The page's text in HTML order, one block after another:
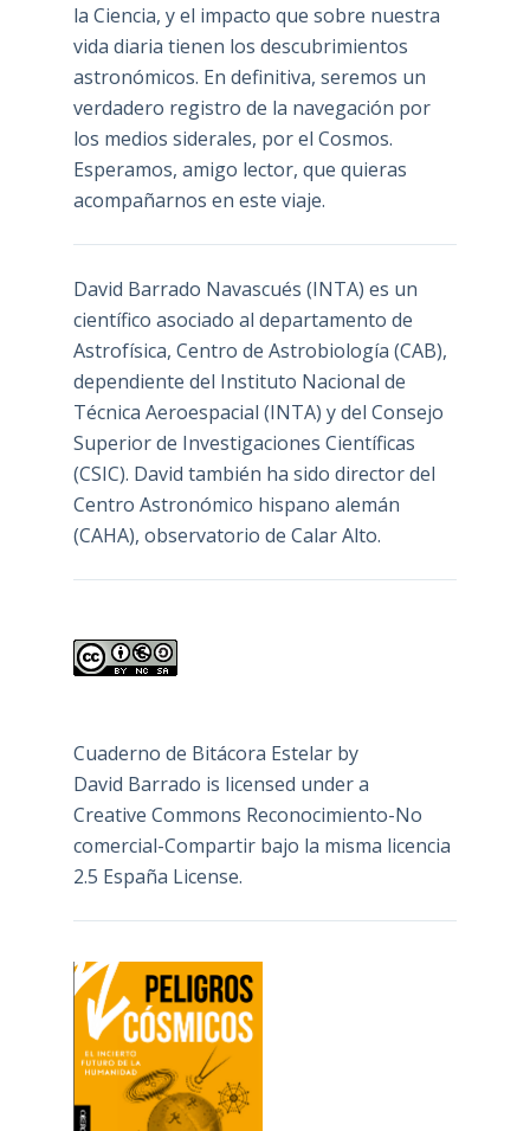
la Ciencia, y el impacto que sobre nuestra
vida diaria tienen los descubrimientos
astronómicos. En definitiva, seremos un
verdadero registro de la navegación por
los medios siderales, por el Cosmos.
Esperamos, amigo lector, que quieras
acompañarnos en este viaje.
David Barrado Navascués (INTA) es un
científico asociado al departamento de
Astrofísica, Centro de Astrobiología (CAB),
dependiente del Instituto Nacional de
Técnica Aeroespacial (INTA) y del Consejo
Superior de Investigaciones Científicas
(CSIC). David también ha sido director del
Centro Astronómico hispano alemán
(CAHA), observatorio de Calar Alto.
Cuaderno de Bitácora Estelarby
David Barrado is licensed under a
Creative Commons Reconocimiento-No
comercial-Compartir bajo la misma licencia
2.5 España License.